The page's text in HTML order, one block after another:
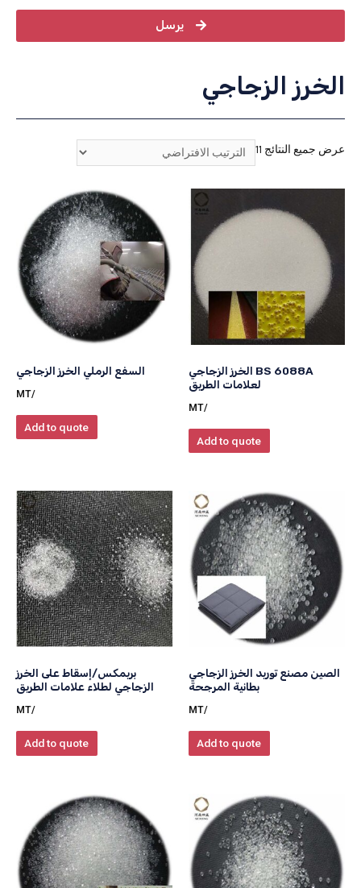
يرسل
الخرز الزجاجي
عرض جميع النتائج 11
BS 6088A الخرز الزجاجي
لعلامات الطريق
/MT
Add to quote
السفع الرملي الخرز الزجاجي
/MT
Add to quote
الصين مصنع توريد الخرز الزجاجي
بطانية المرجحة
/MT
Add to quote
بريمكس/إسقاط على الخرز
الزجاجي لطلاء علامات الطريق
/MT
Add to quote